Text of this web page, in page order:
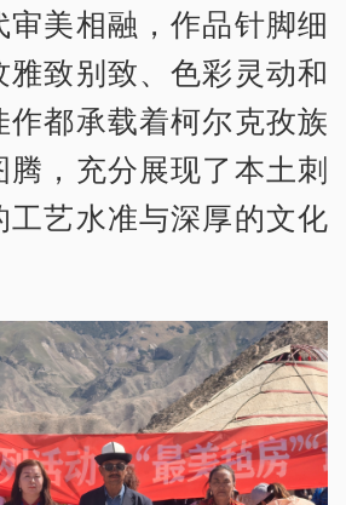
美相融，作品针脚细
致别致、色彩灵动和
都承载着柯尔克孜族
，充分展现了本土刺
工艺水准与深厚的文化